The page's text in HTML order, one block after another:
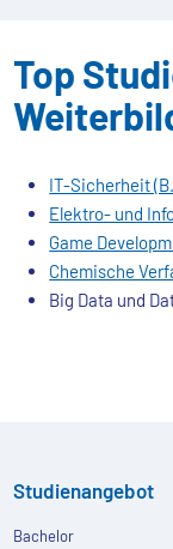
Top
IT-Sicherheit
Elektro- und
Game
Chemische
Big Data und
Studienangebot
Bachelor